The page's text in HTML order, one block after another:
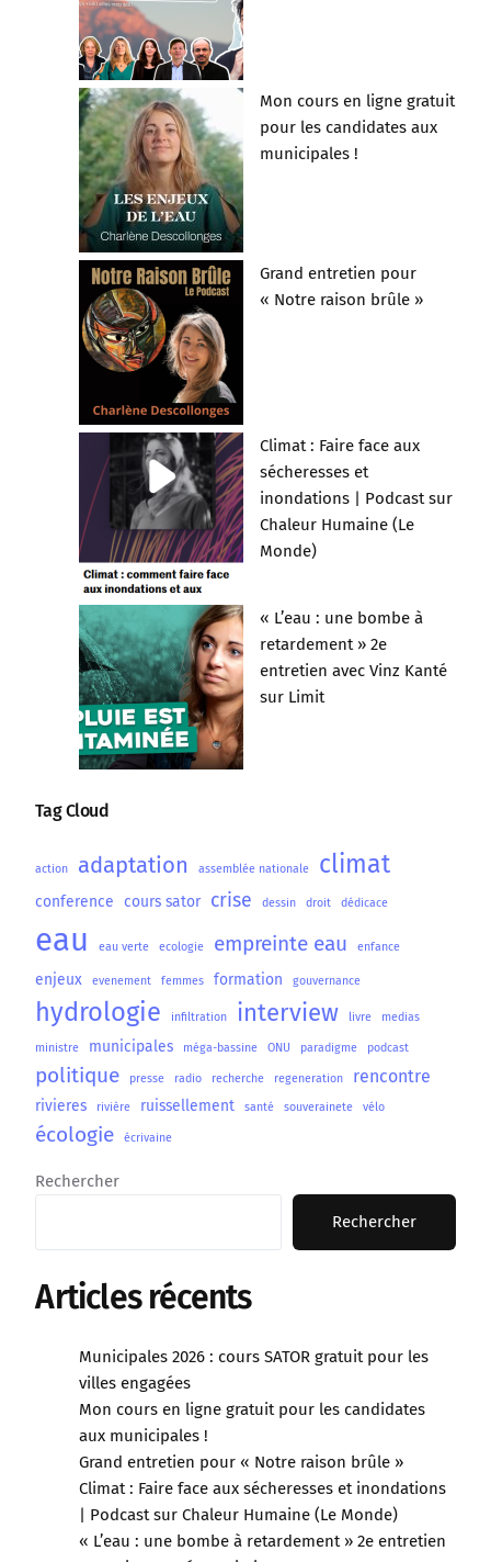
Mon cours en ligne gratuit
pour les candidates aux
municipales !
Grand entretien pour
« Notre raison brûle »
Climat : Faire face aux
sécheresses et
inondations | Podcast sur
Chaleur Humaine (Le
Monde)
« L’eau : une bombe à
retardement » 2e
entretien avec Vinz Kanté
sur Limit
Tag Cloud
action adaptation assemblée nationale climat
conference cours sator crise dessin droit dédicace
eau eau verte ecologie empreinte eau enfance
enjeux evenement femmes formation gouvernance
hydrologie infiltration interview livre medias
ministre municipales méga-bassine ONU paradigme podcast
politique presse radio recherche regeneration rencontre
rivieres rivière ruissellement santé souverainete vélo
écologie écrivaine
Rechercher
Rechercher
Articles récents
Municipales 2026 : cours SATOR gratuit pour les
villes engagées
Mon cours en ligne gratuit pour les candidates
aux municipales !
Grand entretien pour « Notre raison brûle »
Climat : Faire face aux sécheresses et inondations
| Podcast sur Chaleur Humaine (Le Monde)
« L’eau : une bombe à retardement » 2e entretien